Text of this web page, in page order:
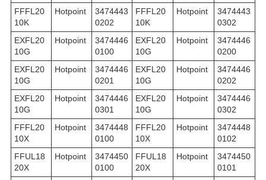
FFFL20
10K
Hotpoint
3474443
0202
FFFL20
10K
Hotpoint
3474443
0302
EXFL20
10G
Hotpoint
3474446
0100
EXFL20
10G
Hotpoint
3474446
0200
EXFL20
10G
Hotpoint
3474446
0201
EXFL20
10G
Hotpoint
3474446
0202
EXFL20
10G
Hotpoint
3474446
0301
EXFL20
10G
Hotpoint
3474446
0302
FFFL20
10X
Hotpoint
3474448
0100
FFFL20
10X
Hotpoint
3474448
0102
FFUL18
20X
Hotpoint
3474450
0100
FFUL18
20X
Hotpoint
3474450
0101